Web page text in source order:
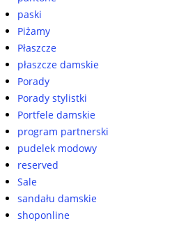
paski
Piżamy
Płaszcze
płaszcze damskie
Porady
Porady stylistki
Portfele damskie
program partnerski
pudelek modowy
reserved
Sale
sandału damskie
shoponline